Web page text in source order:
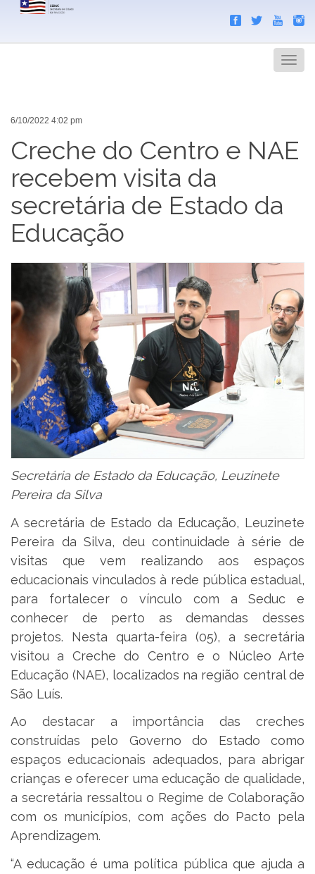
Menu
6/10/2022 4:02 pm
Creche do Centro e NAE
recebem visita da
secretária de Estado da
Educação
Secretária de Estado da Educação, Leuzinete
Pereira da Silva
A secretária de Estado da Educação, Leuzinete
Pereira da Silva, deu continuidade à série de
visitas que vem realizando aos espaços
educacionais vinculados à rede pública estadual,
para fortalecer o vínculo com a Seduc e
conhecer de perto as demandas desses
projetos. Nesta quarta-feira (05), a secretária
visitou a Creche do Centro e o Núcleo Arte
Educação (NAE), localizados na região central de
São Luís.
Ao destacar a importância das creches
construídas pelo Governo do Estado como
espaços educacionais adequados, para abrigar
crianças e oferecer uma educação de qualidade,
a secretária ressaltou o Regime de Colaboração
com os municípios, com ações do Pacto pela
Aprendizagem.
“A educação é uma política pública que ajuda a